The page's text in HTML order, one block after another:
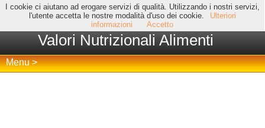
I cookie ci aiutano ad erogare servizi di qualità. Utilizzando i nostri servizi,
l'utente accetta le nostre modalità d'uso dei cookie.
Ulteriori
informazioni
Accetto
Valori Nutrizionali Alimenti
Menu >